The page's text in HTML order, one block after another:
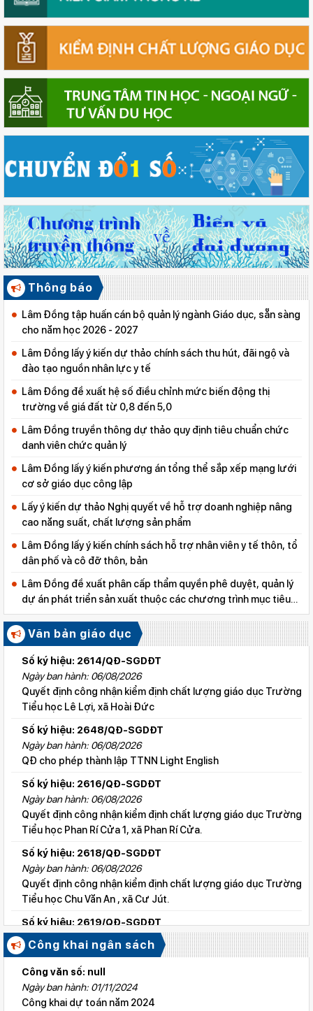
Thông báo
Lâm Đồng tập huấn cán bộ quản lý ngành Giáo dục, sẵn sàng
cho năm học 2026 - 2027
Lâm Đồng lấy ý kiến dự thảo chính sách thu hút, đãi ngộ và
đào tạo nguồn nhân lực y tế
Lâm Đồng đề xuất hệ số điều chỉnh mức biến động thị
trường về giá đất từ 0,8 đến 5,0
Lâm Đồng truyền thông dự thảo quy định tiêu chuẩn chức
danh viên chức quản lý
Lâm Đồng lấy ý kiến phương án tổng thể sắp xếp mạng lưới
cơ sở giáo dục công lập
Lấy ý kiến dự thảo Nghị quyết về hỗ trợ doanh nghiệp nâng
cao năng suất, chất lượng sản phẩm
Lâm Đồng lấy ý kiến chính sách hỗ trợ nhân viên y tế thôn, tổ
dân phố và cô đỡ thôn, bản
Lâm Đồng đề xuất phân cấp thẩm quyền phê duyệt, quản lý
dự án phát triển sản xuất thuộc các chương trình mục tiêu
quốc gia
Văn bản giáo dục
Số ký hiệu: 2614/QĐ-SGDĐT
Ngày ban hành: 06/08/2026
Quyết định công nhận kiểm định chất lượng giáo dục Trường
Tiểu học Lê Lợi, xã Hoài Đức
Số ký hiệu: 2648/QĐ-SGDĐT
Ngày ban hành: 06/08/2026
QĐ cho phép thành lập TTNN Light English
Số ký hiệu: 2616/QĐ-SGDĐT
Ngày ban hành: 06/08/2026
Quyết định công nhận kiểm định chất lượng giáo dục Trường
Tiểu học Phan Rí Cửa 1, xã Phan Rí Cửa.
Số ký hiệu: 2618/QĐ-SGDĐT
Ngày ban hành: 06/08/2026
Quyết định công nhận kiểm định chất lượng giáo dục Trường
Tiểu học Chu Văn An , xã Cư Jút.
Số ký hiệu: 2619/QĐ-SGDĐT
Ngày ban hành: 06/08/2026
Quyết định công nhận kiểm định chất lượng giáo dục Trường
Tiểu học Lý Tự Trọng , xã Cư Jút.
Số ký hiệu: 2615/QĐ-SGDĐT
Ngày ban hành: 06/08/2026
Công khai ngân sách
Công văn số: null
Ngày ban hành: 01/11/2024
Công khai dự toán năm 2024